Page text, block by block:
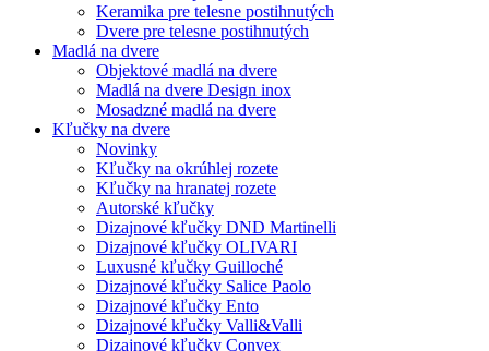
Keramika pre telesne postihnutých
Dvere pre telesne postihnutých
Madlá na dvere
Objektové madlá na dvere
Madlá na dvere Design inox
Mosadzné madlá na dvere
Kľučky na dvere
Novinky
Kľučky na okrúhlej rozete
Kľučky na hranatej rozete
Autorské kľučky
Dizajnové kľučky DND Martinelli
Dizajnové kľučky OLIVARI
Luxusné kľučky Guilloché
Dizajnové kľučky Salice Paolo
Dizajnové kľučky Ento
Dizajnové kľučky Valli&Valli
Dizajnové kľučky Convex